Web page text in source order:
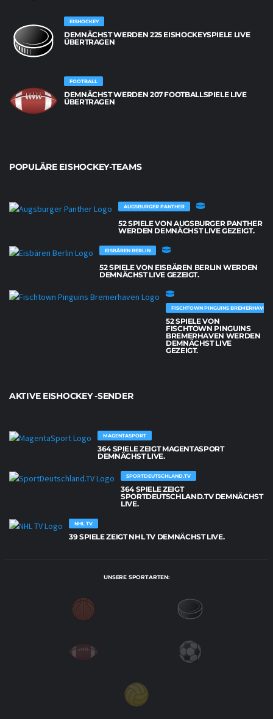
EISHOCKEY
DEMNÄCHST WERDEN 225 EISHOCKEYSPIELE LIVE
ÜBERTRAGEN
FOOTBALL
DEMNÄCHST WERDEN 207 FOOTBALLSPIELE LIVE
ÜBERTRAGEN
POPULÄRE EISHOCKEY-TEAMS
AUGSBURGER PANTHER
52 SPIELE VON AUGSBURGER PANTHER
WERDEN DEMNÄCHST LIVE GEZEIGT.
EISBÄREN BERLIN
52 SPIELE VON EISBÄREN BERLIN WERDEN
DEMNÄCHST LIVE GEZEIGT.
FISCHTOWN PINGUINS BREMERHAVEN
52 SPIELE VON
FISCHTOWN PINGUINS
BREMERHAVEN WERDEN
DEMNÄCHST LIVE
GEZEIGT.
AKTIVE EISHOCKEY -SENDER
MAGENTASPORT
364 SPIELE ZEIGT MAGENTASPORT
DEMNÄCHST LIVE.
SPORTDEUTSCHLAND.TV
364 SPIELE ZEIGT
SPORTDEUTSCHLAND.TV DEMNÄCHST
LIVE.
NHL TV
39 SPIELE ZEIGT NHL TV DEMNÄCHST LIVE.
UNSERE SPORTARTEN: